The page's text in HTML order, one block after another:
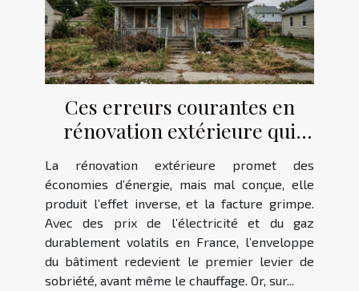
Ces erreurs courantes en
rénovation extérieure qui
font grimper la facture
énergétique
La rénovation extérieure promet des
économies d’énergie, mais mal conçue, elle
produit l’effet inverse, et la facture grimpe.
Avec des prix de l’électricité et du gaz
durablement volatils en France, l’enveloppe
du bâtiment redevient le premier levier de
sobriété, avant même le chauffage. Or, sur...